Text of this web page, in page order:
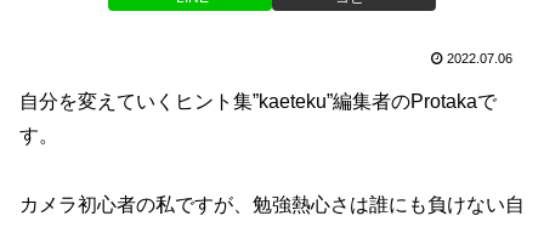
2022.07.06
自分を変えていくヒント集”kaeteku”編集者のProtakaで
す。
カメラ初心者の私ですが、勉強熱心さは誰にも負けない自